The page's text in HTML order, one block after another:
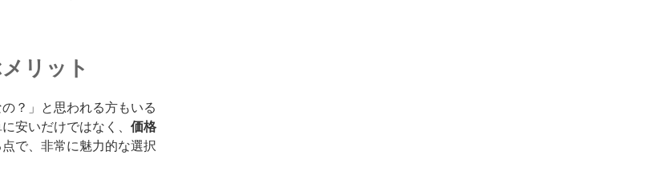
リット
？」と思われる方もいる
安いだけではなく、 価格
で、非常に魅力的な選択